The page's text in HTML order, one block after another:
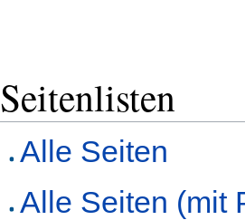
Seitenlisten
Alle Seiten
Alle Seiten (mit